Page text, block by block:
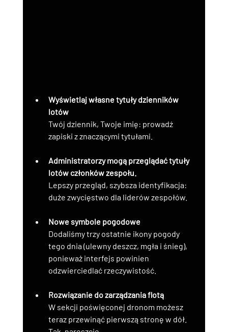
Wyświetlaj własne tytuły dzienników
lotów
Twój dziennik, Twoje imię: prowadź
zapiski z znaczącymi tytułami.
Administratorzy mogą przeglądać tytuły
lotów członków zespołu.
Lepszy przegląd, szybsza identyfikacja:
duże zwycięstwo dla liderów zespołów.
Nowe symbole pogodowe
Dodaliśmy trzy ostatnie ikony pogody
tego dnia (ulewny deszcz, mgła i śnieg),
ponieważ interfejs powinien
odzwierciedlać rzeczywistość.
Rozwiązanie do zarządzania flotą
W sekcji poświęconej dronom możesz
teraz przewinąć pierwszą stronę w dół.